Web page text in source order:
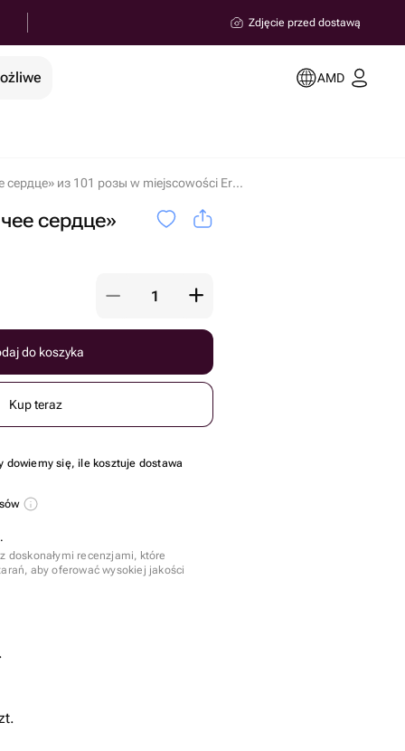
Zdjęcie przed dostawą
AMD
Корзина «Горячее сердце» из 101 розы w miejscowości Erywań
сердце»
do koszyka
Kup teraz
dowiemy się, ile kosztuje dostawa
doskonałymi recenzjami, które
aby oferować wysokiej jakości